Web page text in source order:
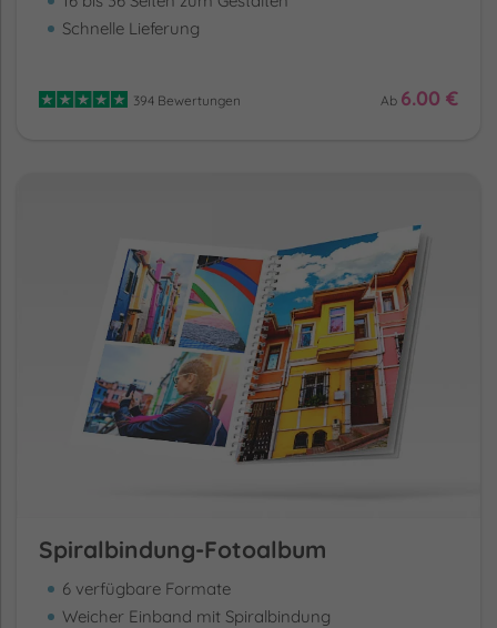
Schnelle Lieferung
394 Bewertungen Ab 6.00 €
Spiralbindung-Fotoalbum
6 verfügbare Formate
Weicher Einband mit Spiralbindung